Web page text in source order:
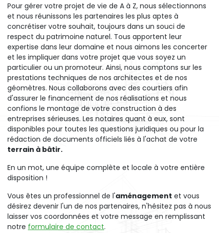
Pour gérer votre projet de vie de A à Z, nous sélectionnons
et nous réunissons les partenaires les plus aptes à
concrétiser votre souhait, toujours dans un souci de
respect du patrimoine naturel. Tous apportent leur
expertise dans leur domaine et nous aimons les concerter
et les impliquer dans votre projet que vous soyez un
particulier ou un promoteur. Ainsi, nous comptons sur les
prestations techniques de nos architectes et de nos
géomètres. Nous collaborons avec des courtiers afin
d'assurer le financement de nos réalisations et nous
confions le montage de votre construction à des
entreprises sérieuses. Les notaires quant à eux, sont
disponibles pour toutes les questions juridiques ou pour la
rédaction de documents officiels liés à l'achat de votre
terrain à bâtir.
En un mot, une équipe complète et locale à votre entière
disposition !
Vous êtes un professionnel de l'aménagement et vous
désirez devenir l'un de nos partenaires, n'hésitez pas à nous
laisser vos coordonnées et votre message en remplissant
notre formulaire de contact.